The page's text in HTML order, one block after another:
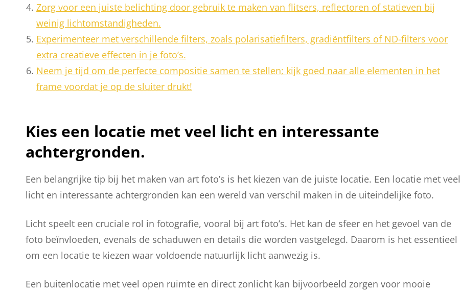
Zorg voor een juiste belichting door gebruik te maken van flitsers, reflectoren of statieven bij
weinig lichtomstandigheden.
Experimenteer met verschillende filters, zoals polarisatiefilters, gradiëntfilters of ND-filters voor
extra creatieve effecten in je foto’s.
Neem je tijd om de perfecte compositie samen te stellen; kijk goed naar alle elementen in het
frame voordat je op de sluiter drukt!
Kies een locatie met veel licht en interessante
achtergronden.
Een belangrijke tip bij het maken van art foto’s is het kiezen van de juiste locatie. Een locatie met veel
licht en interessante achtergronden kan een wereld van verschil maken in de uiteindelijke foto.
Licht speelt een cruciale rol in fotografie, vooral bij art foto’s. Het kan de sfeer en het gevoel van de
foto beïnvloeden, evenals de schaduwen en details die worden vastgelegd. Daarom is het essentieel
om een locatie te kiezen waar voldoende natuurlijk licht aanwezig is.
Een buitenlocatie met veel open ruimte en direct zonlicht kan bijvoorbeeld zorgen voor mooie